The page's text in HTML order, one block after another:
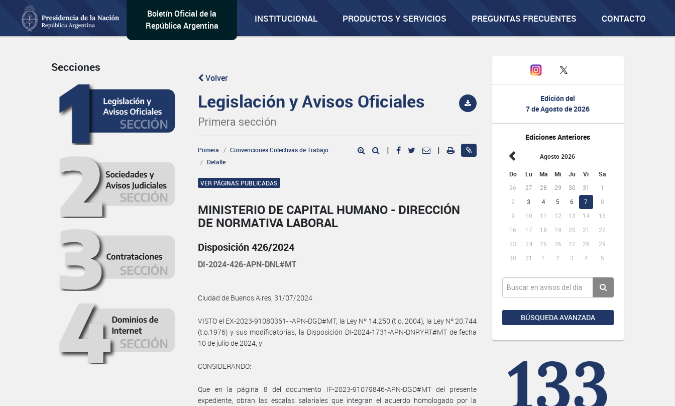
Boletín Oficial de la
República Argentina
INSTITUCIONAL PRODUCTOS Y SERVICIOS PREGUNTAS FRECUENTES CONTACTO
Edición del
7 de Agosto de 2026
Ediciones Anteriores
Agosto 2026
Do Lu Ma Mi Ju Vi Sa
26 27 28 29 30 31
1
2
3 4 5 6 7
8
9
10 11 12 13 14
15
16
17 18 19 20 21
22
23
24 25 26 27 28
29
30
31 1 2 3 4 5
BÚSQUEDA AVANZADA
Secciones
Volver
Legislación y Avisos Oficiales
Primera sección
Primera
Convenciones Colectivas de Trabajo
Detalle
| |
VER PÁGINAS PUBLICADAS
MINISTERIO DE CAPITAL HUMANO - DIRECCIÓN
DE NORMATIVA LABORAL
Disposición 426/2024
DI-2024-426-APN-DNL#MT
Ciudad de Buenos Aires, 31/07/2024
VISTO el EX-2023-91080361- -APN-DGD#MT, la Ley Nº 14.250 (t.o. 2004), la Ley Nº 20.744
(t.o.1976) y sus modificatorias, la Disposición DI-2024-1731-APN-DNRYRT#MT de fecha
10 de julio de 2024, y
CONSIDERANDO:
Que en la página 8 del documento IF-2023-91079846-APN-DGD#MT del presente
expediente, obran las escalas salariales que integran el acuerdo homologado por la